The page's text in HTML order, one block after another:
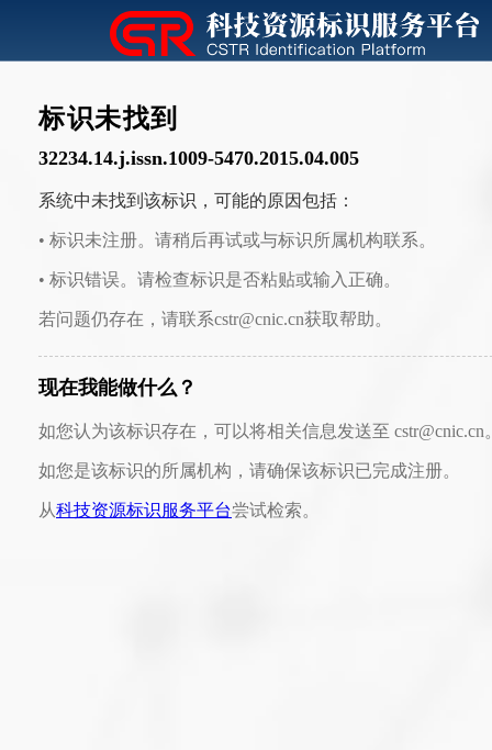
标识未找到
32234.14.j.issn.1009-5470.2015.04.005
系统中未找到该标识，可能的原因包括：
• 标识未注册。请稍后再试或与标识所属机构联系。
• 标识错误。请检查标识是否粘贴或输入正确。
若问题仍存在，请联系cstr@cnic.cn获取帮助。
现在我能做什么？
如您认为该标识存在，可以将相关信息发送至 cstr@cnic.cn
如您是该标识的所属机构，请确保该标识已完成注册。
从科技资源标识服务平台尝试检索。